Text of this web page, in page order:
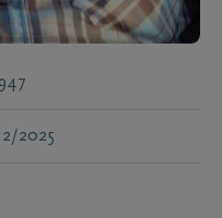
2025